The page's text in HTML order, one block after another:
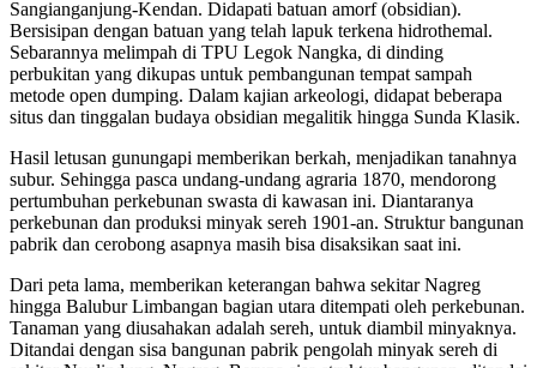
Sangianganjung-Kendan. Didapati batuan amorf (obsidian).
Bersisipan dengan batuan yang telah lapuk terkena hidrothemal.
Sebarannya melimpah di TPU Legok Nangka, di dinding
perbukitan yang dikupas untuk pembangunan tempat sampah
metode open dumping. Dalam kajian arkeologi, didapat beberapa
situs dan tinggalan budaya obsidian megalitik hingga Sunda Klasik.
Hasil letusan gunungapi memberikan berkah, menjadikan tanahnya
subur. Sehingga pasca undang-undang agraria 1870, mendorong
pertumbuhan perkebunan swasta di kawasan ini. Diantaranya
perkebunan dan produksi minyak sereh 1901-an. Struktur bangunan
pabrik dan cerobong asapnya masih bisa disaksikan saat ini.
Dari peta lama, memberikan keterangan bahwa sekitar Nagreg
hingga Balubur Limbangan bagian utara ditempati oleh perkebunan.
Tanaman yang diusahakan adalah sereh, untuk diambil minyaknya.
Ditandai dengan sisa bangunan pabrik pengolah minyak sereh di